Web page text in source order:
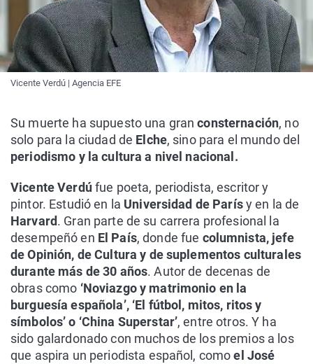
Vicente Verdú | Agencia EFE
Su muerte ha supuesto una granconsternación, no
solo para la ciudad de Elche, sino para el mundo del
periodismo y la cultura a nivel nacional.
Vicente Verdúfue poeta, periodista, escritor y
pintor. Estudió en la Universidad de Parísy en la de
Harvard. Gran parte de su carrera profesional la
desempeñó en El País, donde fue columnista, jefe
de Opinión, de Cultura y de suplementos culturales
durante más de 30 años. Autor de decenas de
obras como ‘Noviazgo y matrimonio en la
burguesía española’, ‘El fútbol, mitos, ritos y
símbolos’ o ‘China Superstar’, entre otros. Y ha
sido galardonado con muchos de los premios a los
que aspira un periodista español, comoel José